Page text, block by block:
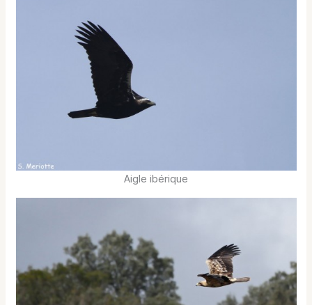
Aigle ibérique